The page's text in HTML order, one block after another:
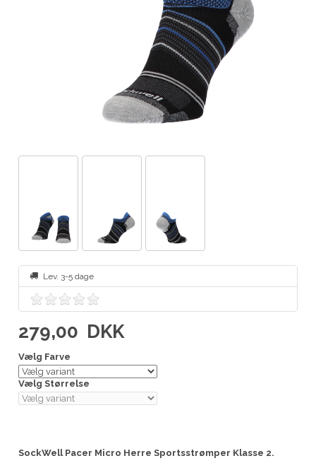
Lev. 3-5 dage
279,00 DKK
Vælg Farve
Vælg Størrelse
SockWell Pacer Micro Herre Sportsstrømper Klasse 2.